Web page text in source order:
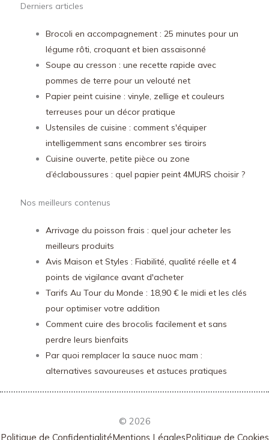
Derniers articles
Brocoli en accompagnement : 25 minutes pour un
légume rôti, croquant et bien assaisonné
Soupe au cresson : une recette rapide avec
pommes de terre pour un velouté net
Papier peint cuisine : vinyle, zellige et couleurs
terreuses pour un décor pratique
Ustensiles de cuisine : comment s'équiper
intelligemment sans encombrer ses tiroirs
Cuisine ouverte, petite pièce ou zone
d’éclaboussures : quel papier peint 4MURS choisir ?
Nos meilleurs contenus
Arrivage du poisson frais : quel jour acheter les
meilleurs produits
Avis Maison et Styles : Fiabilité, qualité réelle et 4
points de vigilance avant d'acheter
Tarifs Au Tour du Monde : 18,90 € le midi et les clés
pour optimiser votre addition
Comment cuire des brocolis facilement et sans
perdre leurs bienfaits
Par quoi remplacer la sauce nuoc mam :
alternatives savoureuses et astuces pratiques
© 2026
Politique de ConfidentialitéMentions LégalesPolitique de Cookies